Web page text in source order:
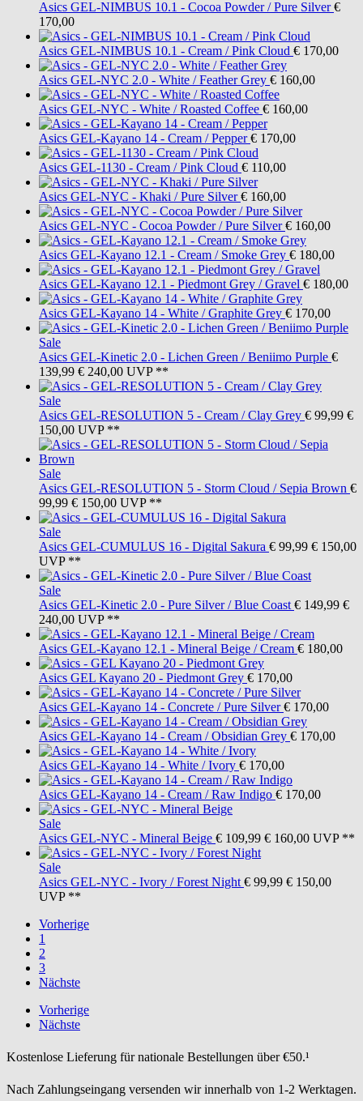
Asics GEL-NIMBUS 10.1 - Cocoa Powder / Pure Silver €
170,00
Asics GEL-NIMBUS 10.1 - Cream / Pink Cloud € 170,00
Asics GEL-NYC 2.0 - White / Feather Grey € 160,00
Asics GEL-NYC - White / Roasted Coffee € 160,00
Asics GEL-Kayano 14 - Cream / Pepper € 170,00
Asics GEL-1130 - Cream / Pink Cloud € 110,00
Asics GEL-NYC - Khaki / Pure Silver € 160,00
Asics GEL-NYC - Cocoa Powder / Pure Silver € 160,00
Asics GEL-Kayano 12.1 - Cream / Smoke Grey € 180,00
Asics GEL-Kayano 12.1 - Piedmont Grey / Gravel € 180,00
Asics GEL-Kayano 14 - White / Graphite Grey € 170,00
Sale
Asics GEL-Kinetic 2.0 - Lichen Green / Beniimo Purple €
139,99 € 240,00 UVP **
Sale
Asics GEL-RESOLUTION 5 - Cream / Clay Grey € 99,99 €
150,00 UVP **
Sale
Asics GEL-RESOLUTION 5 - Storm Cloud / Sepia Brown €
99,99 € 150,00 UVP **
Sale
Asics GEL-CUMULUS 16 - Digital Sakura € 99,99 € 150,00
UVP **
Sale
Asics GEL-Kinetic 2.0 - Pure Silver / Blue Coast € 149,99 €
240,00 UVP **
Asics GEL-Kayano 12.1 - Mineral Beige / Cream € 180,00
Asics GEL Kayano 20 - Piedmont Grey € 170,00
Asics GEL-Kayano 14 - Concrete / Pure Silver € 170,00
Asics GEL-Kayano 14 - Cream / Obsidian Grey € 170,00
Asics GEL-Kayano 14 - White / Ivory € 170,00
Asics GEL-Kayano 14 - Cream / Raw Indigo € 170,00
Sale
Asics GEL-NYC - Mineral Beige € 109,99 € 160,00 UVP **
Sale
Asics GEL-NYC - Ivory / Forest Night € 99,99 € 150,00
UVP **
Vorherige
1
2
3
Nächste
Vorherige
Nächste
Kostenlose Lieferung für nationale Bestellungen über €50.¹
Nach Zahlungseingang versenden wir innerhalb von 1-2 Werktagen.